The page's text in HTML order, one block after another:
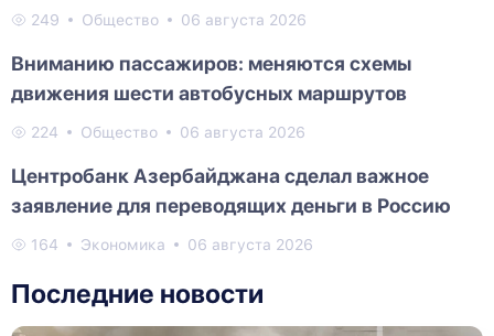
249 Общество 06 августа 2026
Вниманию пассажиров: меняются схемы
движения шести автобусных маршрутов
224 Общество 06 августа 2026
Центробанк Азербайджана сделал важное
заявление для переводящих деньги в Россию
164 Экономика 06 августа 2026
Последние новости